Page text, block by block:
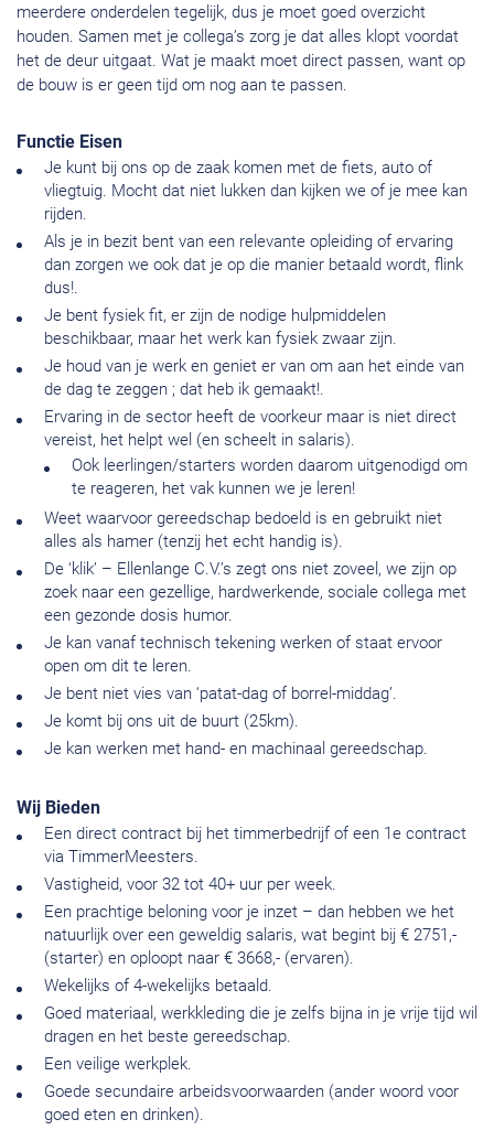
meerdere onderdelen tegelijk, dus je moet goed overzicht
houden. Samen met je collega’s zorg je dat alles klopt voordat
het de deur uitgaat. Wat je maakt moet direct passen, want op
de bouw is er geen tijd om nog aan te passen.
Functie Eisen
Je kunt bij ons op de zaak komen met de fiets, auto of
vliegtuig. Mocht dat niet lukken dan kijken we of je mee kan
rijden.
Als je in bezit bent van een relevante opleiding of ervaring
dan zorgen we ook dat je op die manier betaald wordt, flink
dus!.
Je bent fysiek fit, er zijn de nodige hulpmiddelen
beschikbaar, maar het werk kan fysiek zwaar zijn.
Je houd van je werk en geniet er van om aan het einde van
de dag te zeggen ; dat heb ik gemaakt!.
Ervaring in de sector heeft de voorkeur maar is niet direct
vereist, het helpt wel (en scheelt in salaris).
Ook leerlingen/starters worden daarom uitgenodigd om
te reageren, het vak kunnen we je leren!
Weet waarvoor gereedschap bedoeld is en gebruikt niet
alles als hamer (tenzij het echt handig is).
De ‘klik’ – Ellenlange C.V.’s zegt ons niet zoveel, we zijn op
zoek naar een gezellige, hardwerkende, sociale collega met
een gezonde dosis humor.
Je kan vanaf technisch tekening werken of staat ervoor
open om dit te leren.
Je bent niet vies van ‘patat-dag of borrel-middag’.
Je komt bij ons uit de buurt (25km).
Je kan werken met hand- en machinaal gereedschap.
Wij Bieden
Een direct contract bij het timmerbedrijf of een 1e contract
via TimmerMeesters.
Vastigheid, voor 32 tot 40+ uur per week.
Een prachtige beloning voor je inzet – dan hebben we het
natuurlijk over een geweldig salaris, wat begint bij € 2751,-
(starter) en oploopt naar € 3668,- (ervaren).
Wekelijks of 4-wekelijks betaald.
Goed materiaal, werkkleding die je zelfs bijna in je vrije tijd wil
dragen en het beste gereedschap.
Een veilige werkplek.
Goede secundaire arbeidsvoorwaarden (ander woord voor
goed eten en drinken).